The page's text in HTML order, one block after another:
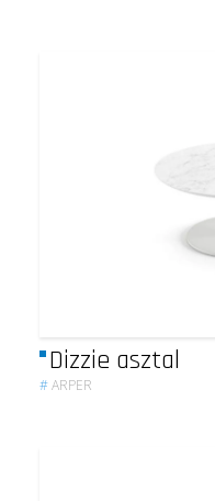
Dizzie asztal
#ARPER